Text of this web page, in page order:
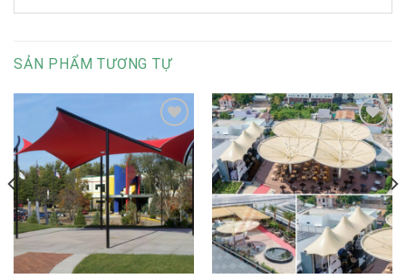
SẢN PHẨM TƯƠNG TỰ
Add to
Wishlist
Add to
Wishlist